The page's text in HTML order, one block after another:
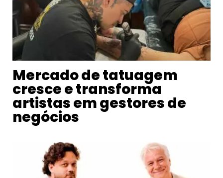
Mercado de tatuagem
cresce e transforma
artistas em gestores de
negócios